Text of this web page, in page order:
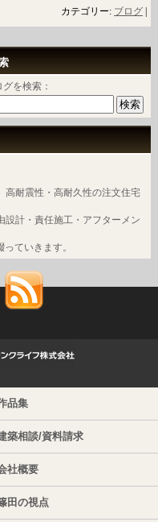
カテゴリー: ブログ
グを検索：
高耐震性・高耐久性の注文住宅
設計・責任施工・アフターメン
ていきます。
品集
築相談/資料請求
社概要
田の視点